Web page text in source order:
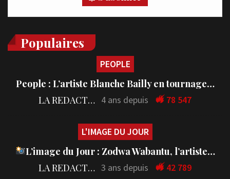
Populaires
PEOPLE
People : L’artiste Blanche Bailly en tournage…
LA REDACTION 4 ans depuis 78 547
L'IMAGE DU JOUR
L’image du Jour : Zodwa Wabantu, l’artiste…
LA REDACTION 3 ans depuis 42 789